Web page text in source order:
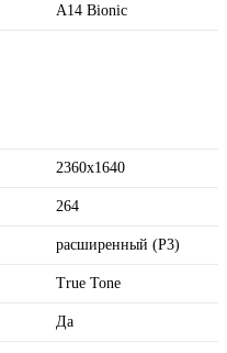
A14 Bionic
2360x1640
264
расширенный (P3)
True Tone
Да